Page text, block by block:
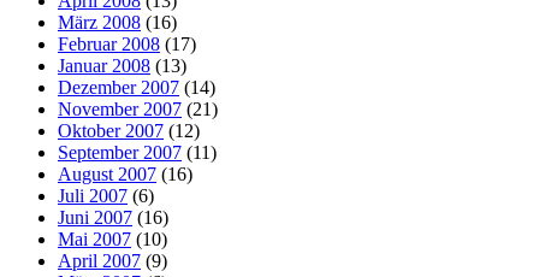
März 2008 (16)
Februar 2008 (17)
Januar 2008 (13)
Dezember 2007 (14)
November 2007 (21)
Oktober 2007 (12)
September 2007 (11)
August 2007 (16)
Juli 2007 (6)
Juni 2007 (16)
Mai 2007 (10)
April 2007 (9)